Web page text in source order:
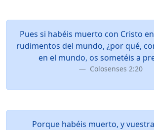
Pues si habéis muerto con Cristo
rudimentos del mundo, ¿por qué,
en el mundo, os sometéis a
Colosenses 2:20
Porque habéis muerto, y